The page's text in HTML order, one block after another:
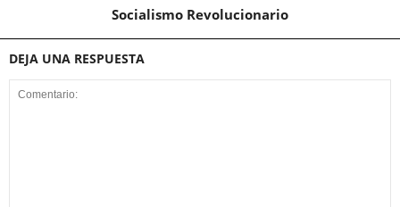
Socialismo Revolucionario
DEJA UNA RESPUESTA